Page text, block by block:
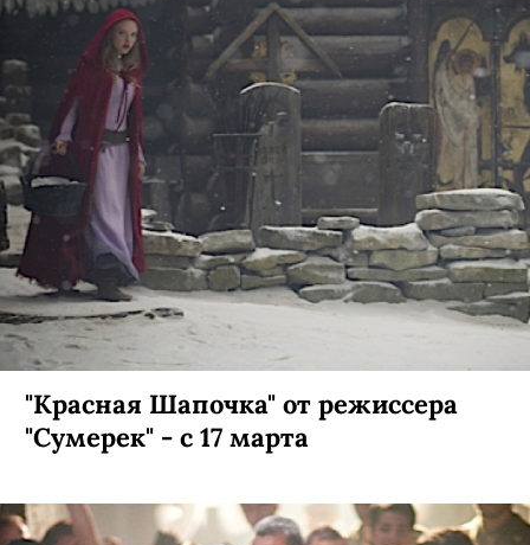
"Красная Шапочка" от режиссера
"Сумерек" - с 17 марта